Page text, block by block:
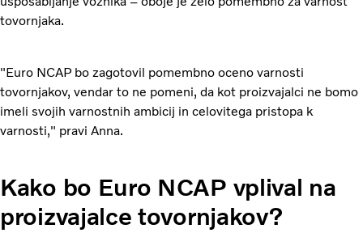
tovornjaka.
"Euro NCAP bo zagotovil pomembno oceno varnosti
tovornjakov, vendar to ne pomeni, da kot proizvajalci ne bomo
imeli svojih varnostnih ambicij in celovitega pristopa k
varnosti," pravi Anna.
Kako bo Euro NCAP vplival na
proizvajalce tovornjakov?